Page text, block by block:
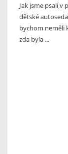
Jak jsme psali v
dětské
bychom neměli
zda byla ...